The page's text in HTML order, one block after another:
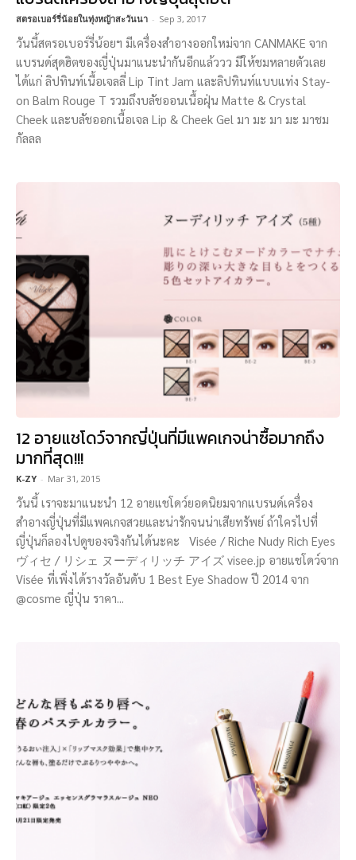
สตรอเบอร์รี่น้อยในทุ่งหญ้าสะวันนา - Sep 3, 2017
วันนี้สตรอเบอร์รี่น้อยฯ มีเครื่องสำอางออกใหม่จาก CANMAKE จาก
แบรนด์สุดฮิตของญี่ปุ่นมาแนะนำกันอีกแล้ววว มีให้ชมหลายตัวเลย
ได้แก่ ลิปทินท์เนื้อเจลลี่ Lip Tint Jam และลิปทินท์แบบแท่ง Stay-
on Balm Rouge T รวมถึงบลัชออนเนื้อฝุ่น Matte & Crystal
Cheek และบลัชออกเนื้อเจล Lip & Cheek Gel มา มะ มา มะ มาชม
กัลลล
12 อายแชโดว์จากญี่ปุ่นที่มีแพคเกจน่าซื้อมากถึง
มากที่สุด!!!
K-ZY - Mar 31, 2015
วันนี้ เราจะมาแนะนำ 12 อายแชโดว์ยอดนิยมจากแบรนด์เครื่อง
สำอางญี่ปุ่นที่มีแพคเกจสวยและน่ารักจนน่าเสียทรัพย์ ถ้าใครไปที่
ญี่ปุ่นก็ลองไปดูของจริงกันได้นะคะ Visée / Riche Nudy Rich Eyes
ヴィセ / リシェ ヌーディリッチ アイズ visee.jp อายแชโดว์จาก
Visée ที่เพิ่งได้รางวัลอันดับ 1 Best Eye Shadow ปี 2014 จาก
@cosme ญี่ปุ่น ราคา...